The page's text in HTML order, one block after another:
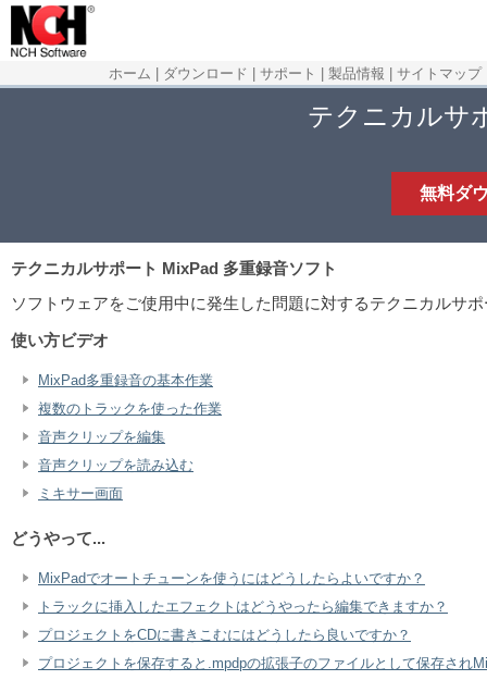
ホーム ダウンロード サポート 製品情報 サイトマップ
テクニカルサ
無料ダ
テクニカルサポート MixPad 多重録音ソフト
ソフトウェアをご使用中に発生した問題に対するテクニカルサ
使い方ビデオ
MixPad多重録音の基本作業
複数のトラックを使った作業
音声クリップを編集
音声クリップを読み込む
ミキサー画面
どうやって...
MixPadでオートチューンを使うにはどうしたらよいですか？
トラックに挿入したエフェクトはどうやったら編集できますか？
プロジェクトをCDに書きこむにはどうしたら良いですか？
プロジェクトを保存すると.mpdpの拡張子のファイルとして保存され